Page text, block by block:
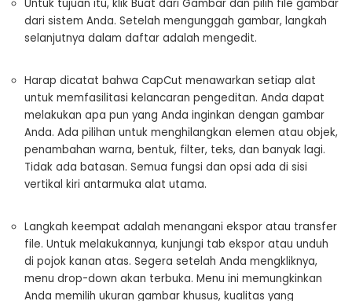
Untuk tujuan itu, klik Buat dari Gambar dan pilih file gambar
dari sistem Anda. Setelah mengunggah gambar, langkah
selanjutnya dalam daftar adalah mengedit.
Harap dicatat bahwa CapCut menawarkan setiap alat
untuk memfasilitasi kelancaran pengeditan. Anda dapat
melakukan apa pun yang Anda inginkan dengan gambar
Anda. Ada pilihan untuk menghilangkan elemen atau objek,
penambahan warna, bentuk, filter, teks, dan banyak lagi.
Tidak ada batasan. Semua fungsi dan opsi ada di sisi
vertikal kiri antarmuka alat utama.
Langkah keempat adalah menangani ekspor atau transfer
file. Untuk melakukannya, kunjungi tab ekspor atau unduh
di pojok kanan atas. Segera setelah Anda mengkliknya,
menu drop-down akan terbuka. Menu ini memungkinkan
Anda memilih ukuran gambar khusus, kualitas yang